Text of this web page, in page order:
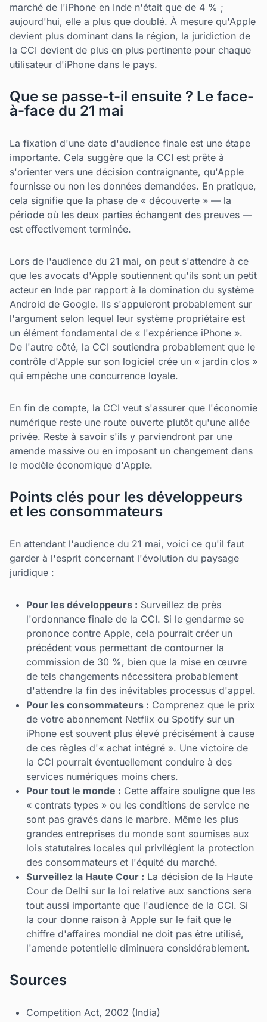
marché de l'iPhone en Inde n'était que de 4 % ;
aujourd'hui, elle a plus que doublé. À mesure qu'Apple
devient plus dominant dans la région, la juridiction de
la CCI devient de plus en plus pertinente pour chaque
utilisateur d'iPhone dans le pays.
Que se passe-t-il ensuite ? Le face-
à-face du 21 mai
La fixation d'une date d'audience finale est une étape
importante. Cela suggère que la CCI est prête à
s'orienter vers une décision contraignante, qu'Apple
fournisse ou non les données demandées. En pratique,
cela signifie que la phase de « découverte » — la
période où les deux parties échangent des preuves —
est effectivement terminée.
Lors de l'audience du 21 mai, on peut s'attendre à ce
que les avocats d'Apple soutiennent qu'ils sont un petit
acteur en Inde par rapport à la domination du système
Android de Google. Ils s'appuieront probablement sur
l'argument selon lequel leur système propriétaire est
un élément fondamental de « l'expérience iPhone ».
De l'autre côté, la CCI soutiendra probablement que le
contrôle d'Apple sur son logiciel crée un « jardin clos »
qui empêche une concurrence loyale.
En fin de compte, la CCI veut s'assurer que l'économie
numérique reste une route ouverte plutôt qu'une allée
privée. Reste à savoir s'ils y parviendront par une
amende massive ou en imposant un changement dans
le modèle économique d'Apple.
Points clés pour les développeurs
et les consommateurs
En attendant l'audience du 21 mai, voici ce qu'il faut
garder à l'esprit concernant l'évolution du paysage
juridique :
Pour les développeurs : Surveillez de près
l'ordonnance finale de la CCI. Si le gendarme se
prononce contre Apple, cela pourrait créer un
précédent vous permettant de contourner la
commission de 30 %, bien que la mise en œuvre
de tels changements nécessitera probablement
d'attendre la fin des inévitables processus d'appel.
Pour les consommateurs : Comprenez que le prix
de votre abonnement Netflix ou Spotify sur un
iPhone est souvent plus élevé précisément à cause
de ces règles d'« achat intégré ». Une victoire de
la CCI pourrait éventuellement conduire à des
services numériques moins chers.
Pour tout le monde : Cette affaire souligne que les
« contrats types » ou les conditions de service ne
sont pas gravés dans le marbre. Même les plus
grandes entreprises du monde sont soumises aux
lois statutaires locales qui privilégient la protection
des consommateurs et l'équité du marché.
Surveillez la Haute Cour : La décision de la Haute
Cour de Delhi sur la loi relative aux sanctions sera
tout aussi importante que l'audience de la CCI. Si
la cour donne raison à Apple sur le fait que le
chiffre d'affaires mondial ne doit pas être utilisé,
l'amende potentielle diminuera considérablement.
Sources
Competition Act, 2002 (India)